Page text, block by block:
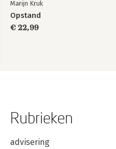
Marijn Kruk
Opstand
€ 22,99
Rubrieken
advisering